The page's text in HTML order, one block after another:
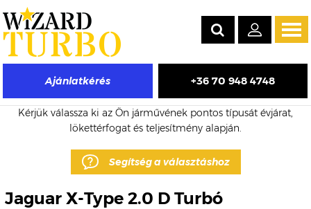
Ajánlatkérés +36 70 948 4748
Jaguar X-Type eladó turbó árak
Kérjük válassza ki az Ön járművének pontos típusát évjárat,
lökettérfogat és teljesítmény alapján.
Segítség a választáshoz
Jaguar X-Type 2.0 D Turbó